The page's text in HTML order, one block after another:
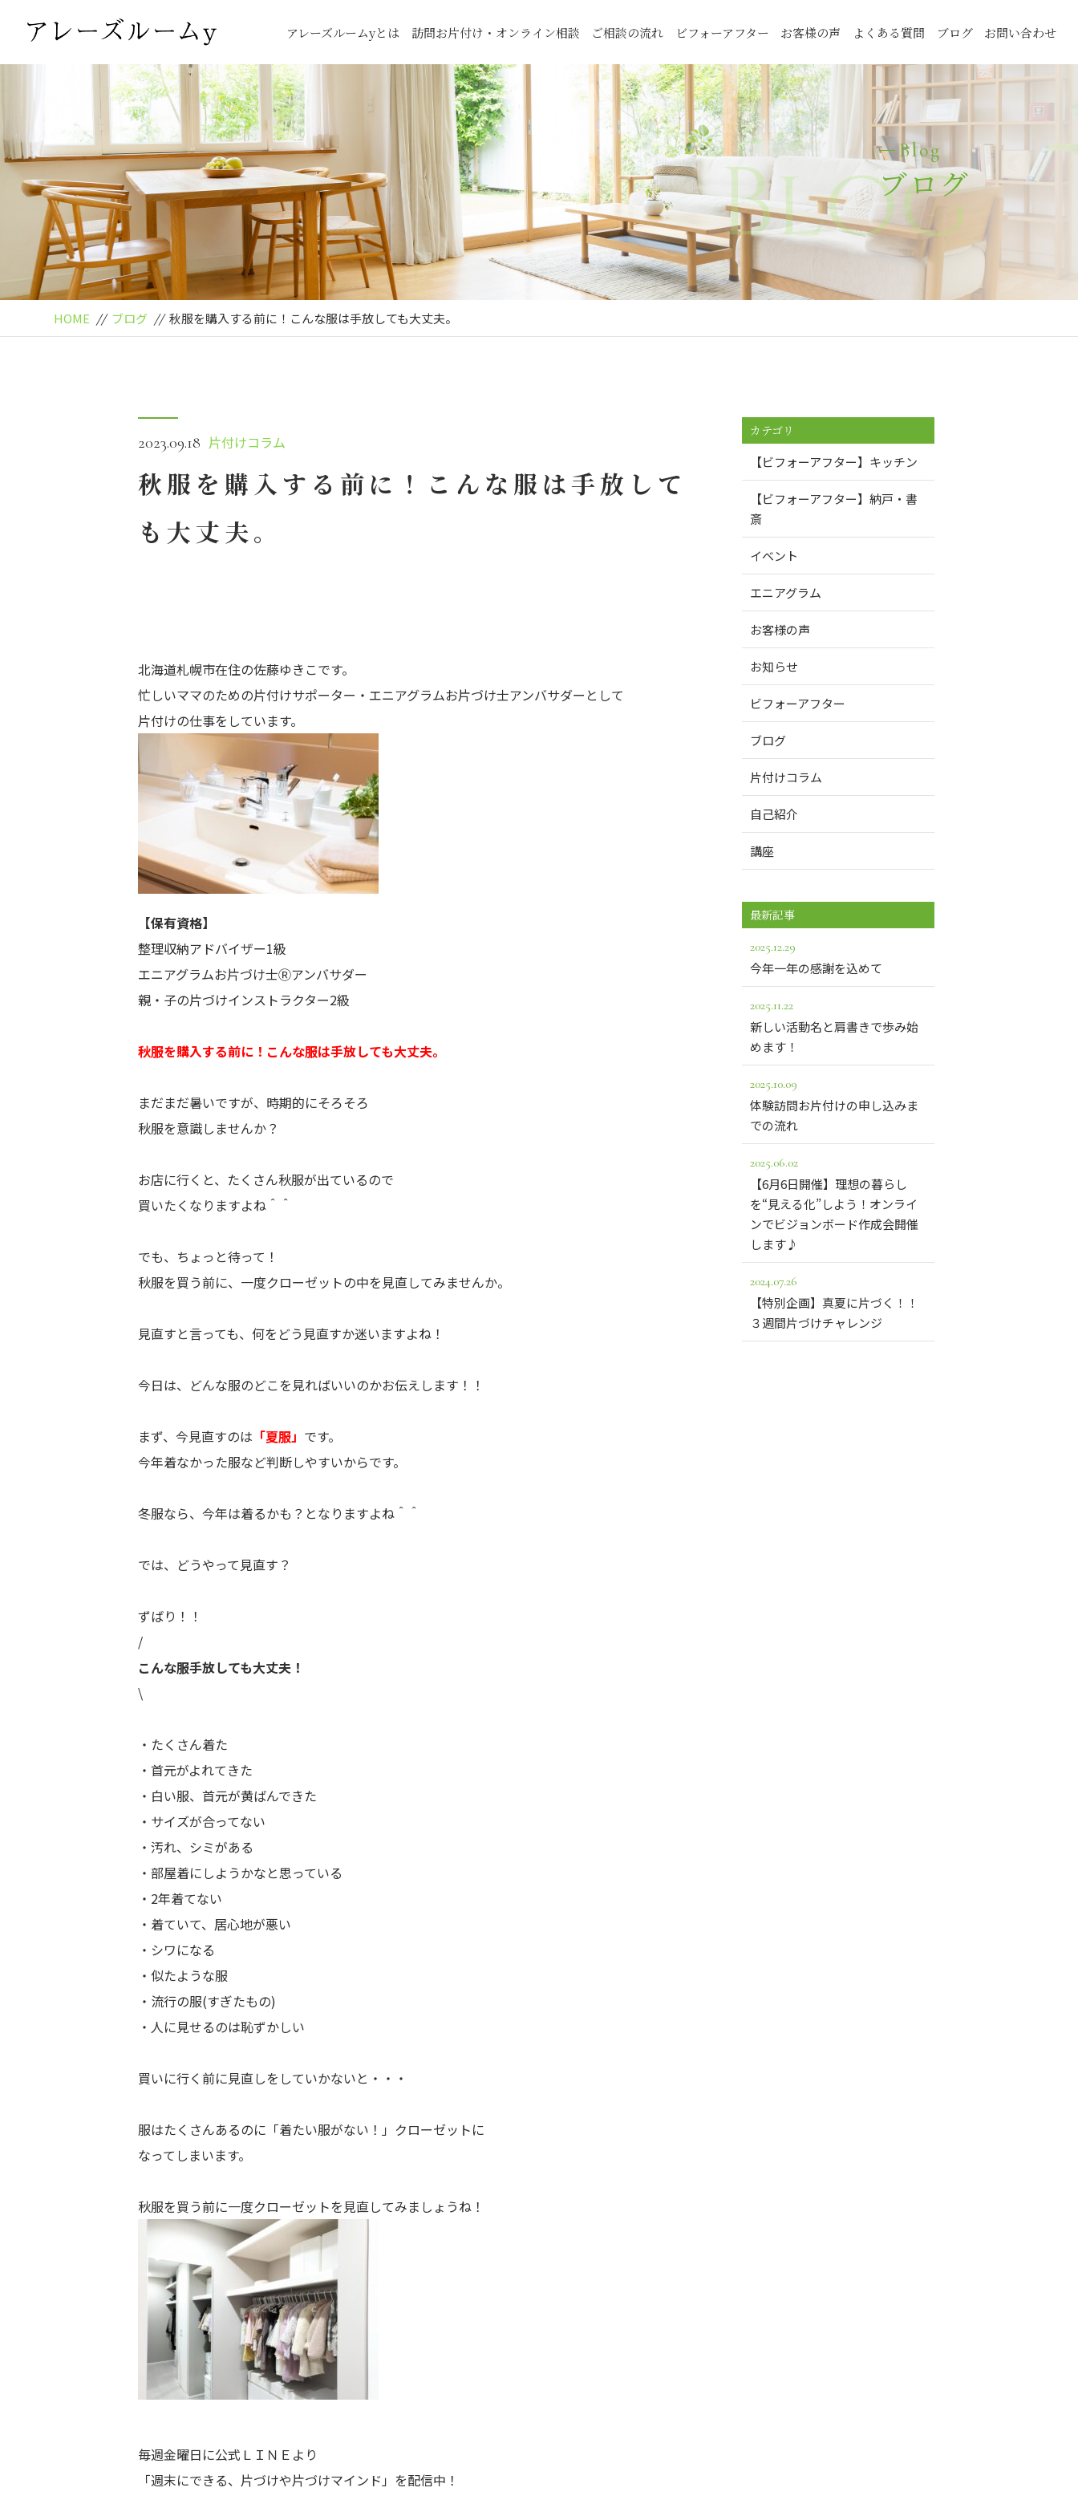
アレーズルームyとは 訪問お片付け・オンライン相談 ご相談の流れ ビフォーアフター お客様の声 よくある質問 ブログ お問い合わせ
Blog
ブログ
Blog
HOME // ブログ // 秋服を購入する前に！こんな服は手放しても大丈夫。
2023.09.18 片付けコラム
秋服を購入する前に！こんな服は手放して
も大丈夫。
北海道札幌市在住の佐藤ゆきこです。
忙しいママのための片付けサポーター・エニアグラムお片づけ士アンバサダーとして
片付けの仕事をしています。
【保有資格】
整理収納アドバイザー1級
エニアグラムお片づけ士Ⓡアンバサダー
親・子の片づけインストラクター2級
秋服を購入する前に！こんな服は手放しても大丈夫。
まだまだ暑いですが、時期的にそろそろ
秋服を意識しませんか？
お店に行くと、たくさん秋服が出ているので
買いたくなりますよね＾＾
でも、ちょっと待って！
秋服を買う前に、一度クローゼットの中を見直してみませんか。
見直すと言っても、何をどう見直すか迷いますよね！
今日は、どんな服のどこを見ればいいのかお伝えします！！
まず、今見直すのは 「夏服」 です。
今年着なかった服など判断しやすいからです。
冬服なら、今年は着るかも？となりますよね＾＾
では、どうやって見直す？
ずばり！！
/
こんな服手放しても大丈夫！
\
・たくさん着た
・首元がよれてきた
・白い服、首元が黄ばんできた
・サイズが合ってない
・汚れ、シミがある
・部屋着にしようかなと思っている
・2年着てない
・着ていて、居心地が悪い
・シワになる
・似たような服
・流行の服(すぎたもの)
・人に見せるのは恥ずかしい
買いに行く前に見直しをしていかないと・・・
服はたくさんあるのに「着たい服がない！」クローゼットに
なってしまいます。
秋服を買う前に一度クローゼットを見直してみましょうね！
毎週金曜日に公式ＬＩＮＥより
「週末にできる、片づけや片づけマインド」を配信中！
カテゴリ
【ビフォーアフター】キッチン
【ビフォーアフター】納戸・書
斎
イベント
エニアグラム
お客様の声
お知らせ
ビフォーアフター
ブログ
片付けコラム
自己紹介
講座
最新記事
2025.12.29
今年一年の感謝を込めて
2025.11.22
新しい活動名と肩書きで歩み始
めます！
2025.10.09
体験訪問お片付けの申し込みま
での流れ
2025.06.02
【6月6日開催】理想の暮らし
を“見える化”しよう！オンライ
ンでビジョンボード作成会開催
します♪
2024.07.26
【特別企画】真夏に片づく！！
３週間片づけチャレンジ